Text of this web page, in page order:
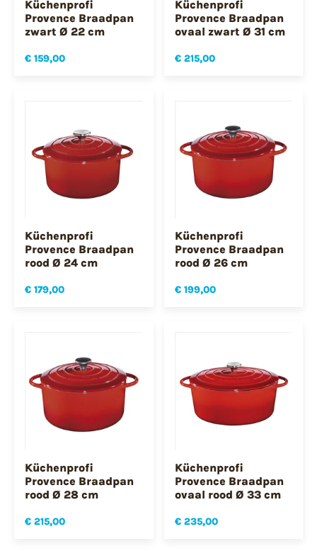
Küchenprofi
Provence Braadpan
zwart Ø 22 cm
€ 159,00
Küchenprofi
Provence Braadpan
ovaal zwart Ø 31 cm
€ 215,00
Küchenprofi
Provence Braadpan
rood Ø 24 cm
€ 179,00
Küchenprofi
Provence Braadpan
rood Ø 26 cm
€ 199,00
Küchenprofi
Provence Braadpan
rood Ø 28 cm
€ 215,00
Küchenprofi
Provence Braadpan
ovaal rood Ø 33 cm
€ 235,00